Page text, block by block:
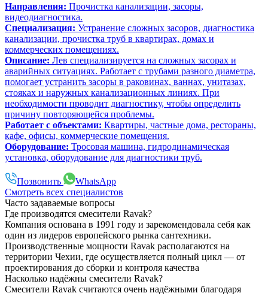
Направления: Прочистка канализации, засоры,
видеодиагностика.
Специализация: Устранение сложных засоров, диагностика
канализации, прочистка труб в квартирах, домах и
коммерческих помещениях.
Описание: Лев специализируется на сложных засорах и
аварийных ситуациях. Работает с трубами разного диаметра,
помогает устранить засоры в раковинах, ваннах, унитазах,
стояках и наружных канализационных линиях. При
необходимости проводит диагностику, чтобы определить
причину повторяющейся проблемы.
Работает с объектами: Квартиры, частные дома, рестораны,
кафе, офисы, коммерческие помещения.
Оборудование: Тросовая машина, гидродинамическая
установка, оборудование для диагностики труб.
Позвонить
WhatsApp
Смотреть всех специалистов
Часто задаваемые вопросы
Где производятся смесители Ravak?
Компания основана в 1991 году и зарекомендовала себя как
один из лидеров европейского рынка сантехники.
Производственные мощности Ravak располагаются на
территории Чехии, где осуществляется полный цикл — от
проектирования до сборки и контроля качества
Насколько надёжны смесители Ravak?
Смесители Ravak считаются очень надёжными благодаря